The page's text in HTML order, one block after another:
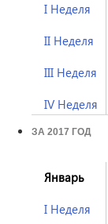
I Неделя
II Неделя
III Неделя
IV Неделя
ЗА 2017 ГОД
Январь
I Неделя